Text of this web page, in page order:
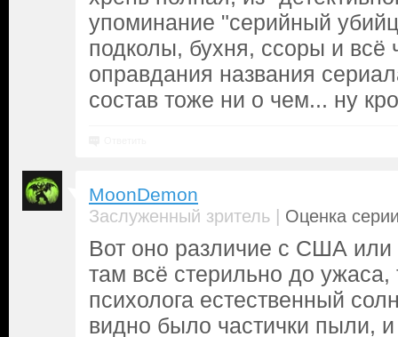
упоминание "серийный
подколы, бухня, ссоры и всё
оправдания названия
состав тоже ни о чем... ну
MoonDemon
Заслуженный зритель | Оценка
Вот оно различие с США или
там всё стерильно до ужаса,
психолога естественный
видно было частички пыли, и